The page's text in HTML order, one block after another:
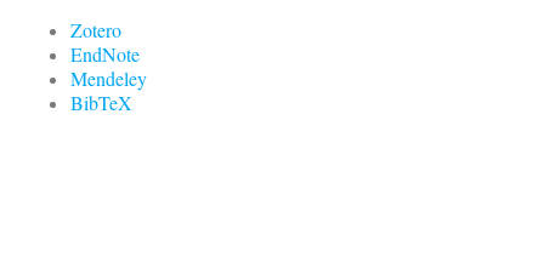
Zotero
EndNote
Mendeley
BibTeX